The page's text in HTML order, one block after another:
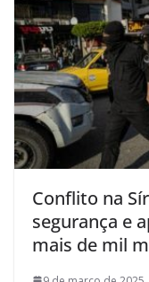
Conflito na
segurança e
mais de mil